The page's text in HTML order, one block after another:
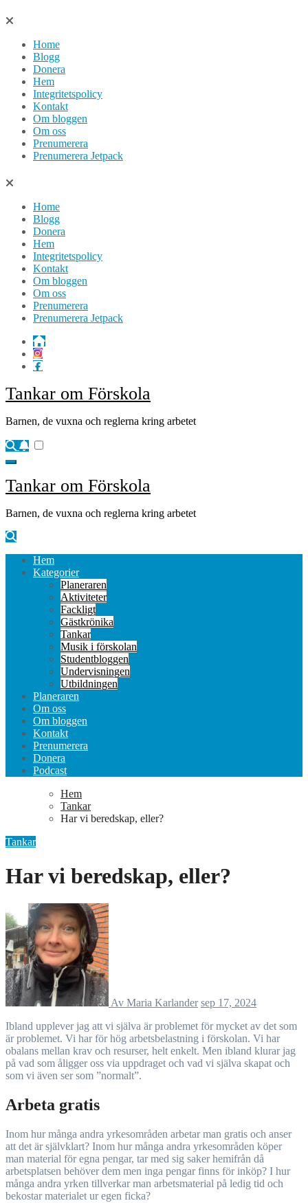
Hoppa
innehållHome
Blogg
Donera
Hem
Integritetspolicy
Kontakt
Om bloggen
Om oss
Prenumerera
Prenumerera Jetpack
Home
Blogg
Donera
Hem
Integritetspolicy
Kontakt
Om bloggen
Om oss
Prenumerera
Prenumerera Jetpack
Tankar om Förskola
Barnen, de vuxna och reglerna kring arbetet
Tankar om Förskola
Barnen, de vuxna och reglerna kring arbetet
Hem
Kategorier
Planeraren
Aktiviteter
Fackligt
Gästkrönika
Tankar
Musik i förskolan
Studentbloggen
Undervisningen
Utbildningen
Planeraren
Om oss
Om bloggen
Kontakt
Prenumerera
Donera
Podcast
Hem
Tankar
Har vi beredskap, eller?
Tankar
Har vi beredskap, eller?
Av Maria Karlander sep 17, 2024
Ibland upplever jag att vi själva är problemet för mycket av det som
är problemet. Vi har för hög arbetsbelastning i förskolan. Vi har
obalans mellan krav och resurser, helt enkelt. Men ibland klurar jag
på vad som åligger oss via uppdraget och vad vi själva skapat och
som vi även ser som ”normalt”.
Arbeta gratis
Inom hur många andra yrkesområden arbetar man gratis och anser
att det är självklart? Inom hur många andra yrkesområden köper
man material för egna pengar, tar med sig saker hemifrån då
arbetsplatsen behöver dem men inga pengar finns för inköp? I hur
många andra yrken tillverkar man arbetsmaterial på ledig tid och
bekostar materialet ur egen ficka?